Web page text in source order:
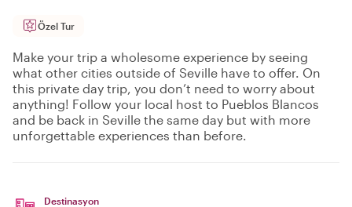
Özel Tur
Make your trip a wholesome experience by seeing
what other cities outside of Seville have to offer. On
this private day trip, you don’t need to worry about
anything! Follow your local host to Pueblos Blancos
and be back in Seville the same day but with more
unforgettable experiences than before.
Destinasyon